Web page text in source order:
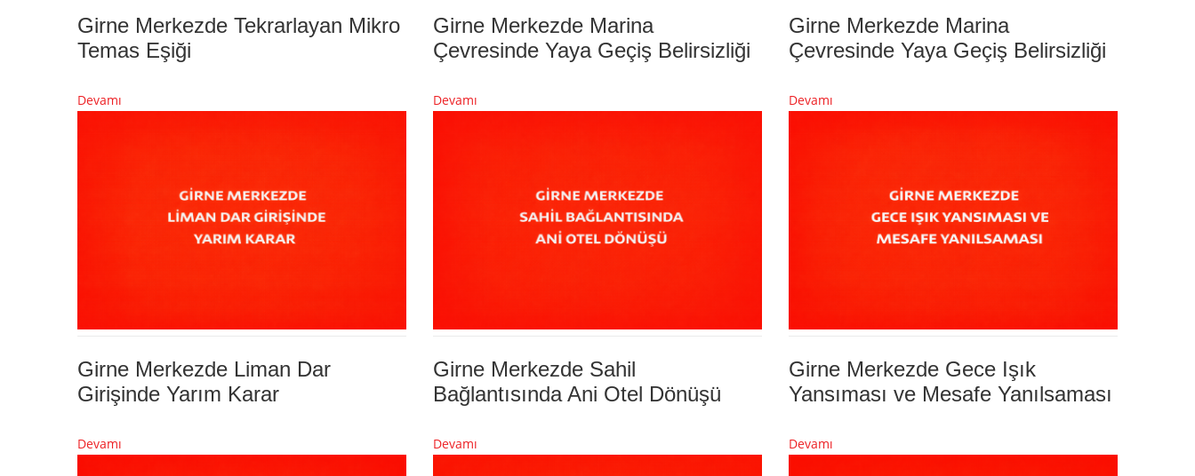
Girne Merkezde Tekrarlayan Mikro
Temas Eşiği
Devamı
Girne Merkezde Marina
Çevresinde Yaya Geçiş Belirsizliği
Devamı
Girne Merkezde Marina
Çevresinde Yaya Geçiş Belirsizliği
Devamı
Girne Merkezde Liman Dar
Girişinde Yarım Karar
Devamı
Girne Merkezde Sahil
Bağlantısında Ani Otel Dönüşü
Devamı
Girne Merkezde Gece Işık
Yansıması ve Mesafe Yanılsaması
Devamı